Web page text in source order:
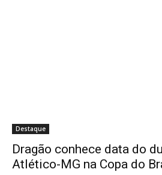
Destaque
Dragão conhece data do
Atlético-MG na Copa do